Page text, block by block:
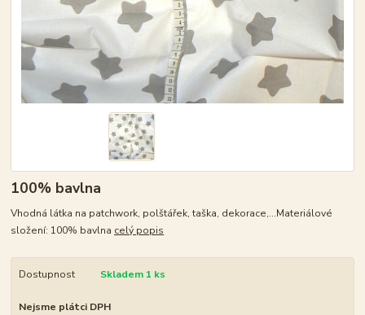
100% bavlna
Vhodná látka na patchwork, polštářek, taška, dekorace,...Materiálové
složení: 100% bavlna celý popis
Dostupnost Skladem 1 ks
Nejsme plátci DPH